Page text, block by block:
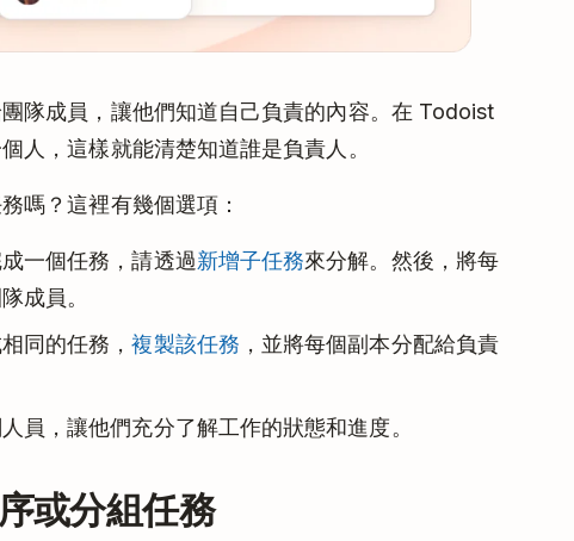
隊成員，讓他們知道自己負責的內容。在 Todoist
人，這樣就能清楚知道誰是負責人。
嗎？這裡有幾個選項：
一個任務，請透過新增子任務來分解。然後，將每
成員。
同的任務，複製該任務 ，並將每個副本分配給負責
員，讓他們充分了解工作的狀態和進度。
或分組任務